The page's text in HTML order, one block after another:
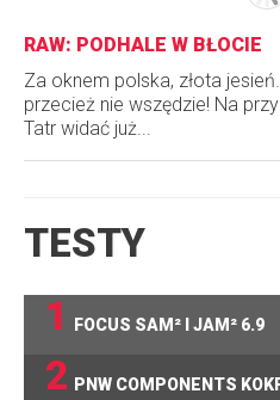
RAW: PODHALE W BŁOCIE
Za oknem polska, złota
przecież nie wszędzie! Na
Tatr widać już...
TESTY
1
FOCUS SAM² I JAM² 6.9
2 PNW COMPONENTS